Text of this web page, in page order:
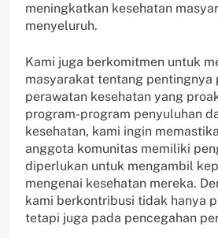
meningkatkan kesehatan
menyeluruh.
Kami juga berkomitmen untuk
masyarakat tentang pentingnya
perawatan kesehatan yang
program-program penyuluhan
kesehatan, kami ingin
anggota komunitas memiliki
diperlukan untuk mengambil
mengenai kesehatan mereka.
kami berkontribusi tidak hanya
tetapi juga pada pencegahan